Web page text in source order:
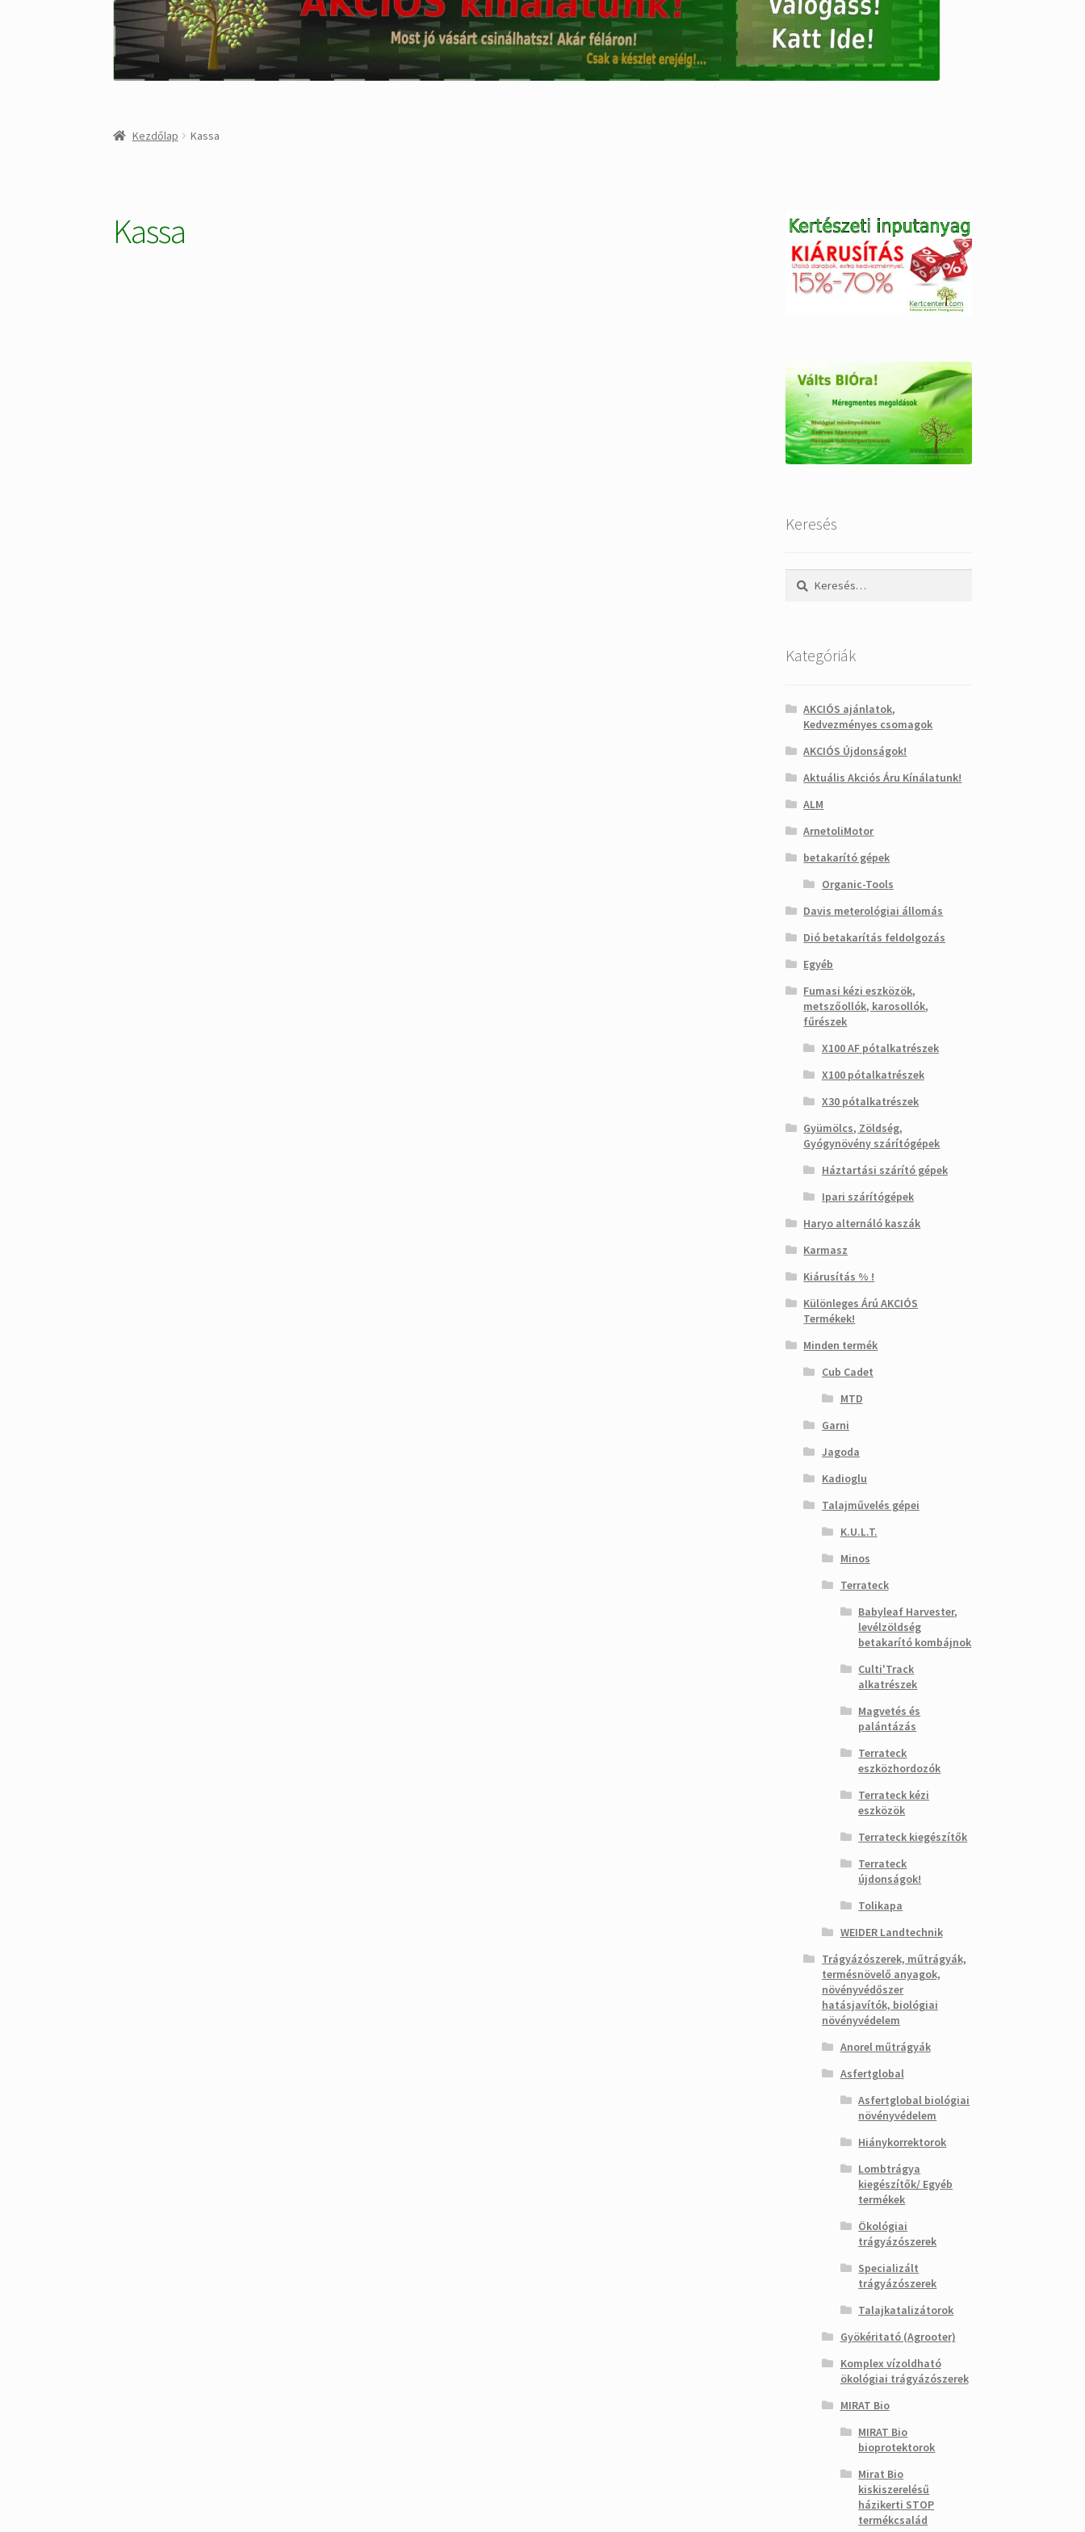
Kezdőlap Kassa
Kassa
Keresés
Keresés:
Kategóriák
AKCIÓS ajánlatok,
Kedvezményes csomagok
AKCIÓS Újdonságok!
Aktuális Akciós Áru Kínálatunk!
ALM
ArnetoliMotor
betakarító gépek
Organic-Tools
Davis meterológiai állomás
Dió betakarítás feldolgozás
Egyéb
Fumasi kézi eszközök,
metszőollók, karosollók,
fűrészek
X100 AF pótalkatrészek
X100 pótalkatrészek
X30 pótalkatrészek
Gyümölcs, Zöldség,
Gyógynövény szárítógépek
Háztartási szárító gépek
Ipari szárítógépek
Haryo alternáló kaszák
Karmasz
Kiárusítás % !
Különleges Árú AKCIÓS
Termékek!
Minden termék
Cub Cadet
MTD
Garni
Jagoda
Kadioglu
Talajművelés gépei
K.U.L.T.
Minos
Terrateck
Babyleaf Harvester,
levélzöldség
betakarító kombájnok
Culti'Track
alkatrészek
Magvetés és
palántázás
Terrateck
eszközhordozók
Terrateck kézi
eszközök
Terrateck kiegészítők
Terrateck
újdonságok!
Tolikapa
WEIDER Landtechnik
Trágyázószerek, műtrágyák,
termésnövelő anyagok,
növényvédőszer
hatásjavítók, biológiai
növényvédelem
Anorel műtrágyák
Asfertglobal
Asfertglobal biológiai
növényvédelem
Hiánykorrektorok
Lombtrágya
kiegészítők/ Egyéb
termékek
Ökológiai
trágyázószerek
Specializált
trágyázószerek
Talajkatalizátorok
Gyökéritató (Agrooter)
Komplex vízoldható
ökológiai trágyázószerek
MIRAT Bio
MIRAT Bio
bioprotektorok
Mirat Bio
kiskiszerelésű
házikerti STOP
termékcsalád